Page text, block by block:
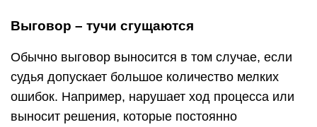
Выговор – тучи сгущаются
Обычно выговор выносится в том случае, если
судья допускает большое количество мелких
ошибок. Например, нарушает ход процесса или
выносит решения, которые постоянно